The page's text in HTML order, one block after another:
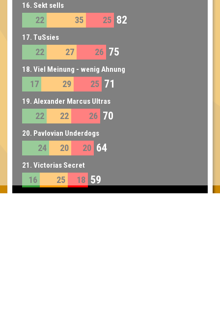
16. Sekt sells
22 35 25 82
17. TuSsies
22 27 26 75
18. Viel Meinung - wenig Ahnung
17 29 25 71
19. Alexander Marcus Ultras
22 22 26 70
20. Pavlovian Underdogs
24 20 20 64
21. Victorias Secret
16 25 18 59